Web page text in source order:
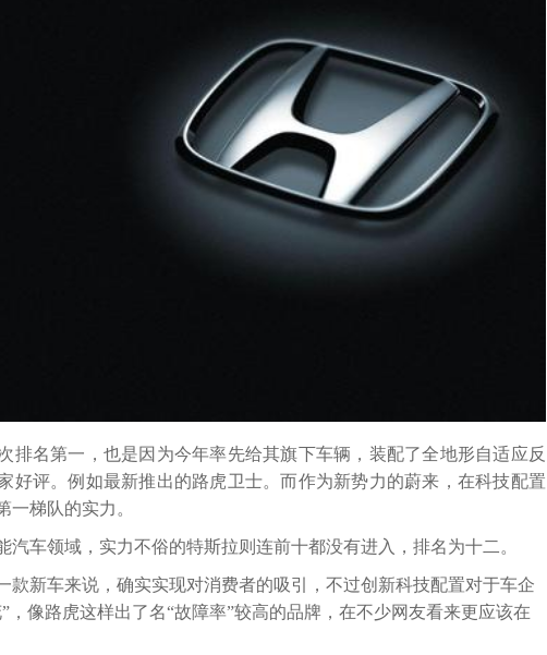
排名第一，也是因为今年率先给其旗下车辆，装配了全地形自适应反
好评。例如最新推出的路虎卫士。而作为新势力的蔚来，在科技配置
一梯队的实力。
汽车领域，实力不俗的特斯拉则连前十都没有进入，排名为十二。
款新车来说，确实实现对消费者的吸引，不过创新科技配置对于车企
，像路虎这样出了名“故障率”较高的品牌，在不少网友看来更应该在